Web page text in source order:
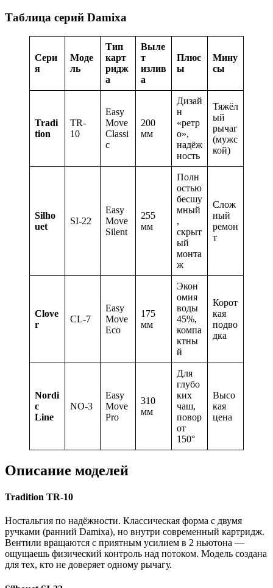
Таблица серий Damixa
Сери
я
Моде
ль
Тип
карт
ридж
а
Выле
т
излив
а
Плюс
ы
Мину
сы
Tradi
tion
TR-
10
Easy
Move
Classi
c
200
мм
Дизай
н
«ретр
о»,
надёж
ность
Тяжёл
ый
рычаг
(мужс
кой)
Silho
uet
SI-22
Easy
Move
Silent
255
мм
Полн
остью
бесшу
мный
,
скрыт
ый
монта
ж
Слож
ный
ремон
т
Clove
r
CL-7
Easy
Move
Eco
175
мм
Экон
омия
воды
45%,
компа
ктны
й
Корот
кая
подво
дка
Nordi
c
Line
NO-3
Easy
Move
Pro
310
мм
Для
глубо
ких
чаш,
повор
от
150°
Высо
кая
цена
Описание моделей
Tradition TR-10
Ностальгия по надёжности. Классическая форма с двумя
ручками (ранний Damixa), но внутри современный картридж.
Вентили вращаются с приятным усилием в 2 ньютона —
ощущаешь физический контроль над потоком. Модель создана
для тех, кто не доверяет одному рычагу.